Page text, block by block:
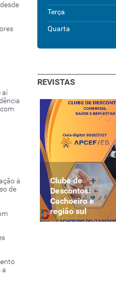
aí
à
de
a
Terça
Quarta
REVISTAS
Clube de
Descontos:
Cachoeiro e
região sul